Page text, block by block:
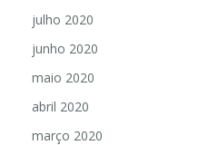
julho 2020
junho 2020
maio 2020
abril 2020
março 2020